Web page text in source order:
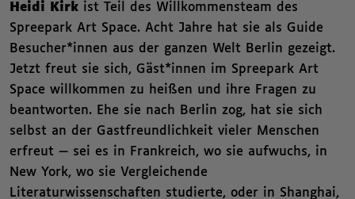
Heidi Kirk ist Teil des Willkommensteam des
Spreepark Art Space. Acht Jahre hat sie als Guide
Besucher*innen aus der ganzen Welt Berlin gezeigt.
Jetzt freut sie sich, Gäst*innen im Spreepark Art
Space willkommen zu heißen und ihre Fragen zu
beantworten. Ehe sie nach Berlin zog, hat sie sich
selbst an der Gastfreundlichkeit vieler Menschen
erfreut — sei es in Frankreich, wo sie aufwuchs, in
New York, wo sie Vergleichende
Literaturwissenschaften studierte, oder in Shanghai,